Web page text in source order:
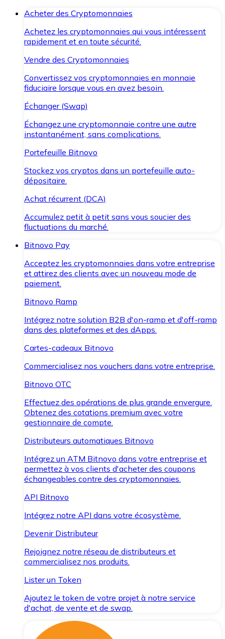
Acheter des Cryptomonnaies
Achetez les cryptomonnaies qui vous intéressent
rapidement et en toute sécurité.
Vendre des Cryptomonnaies
Convertissez vos cryptomonnaies en monnaie
fiduciaire lorsque vous en avez besoin.
Échanger (Swap)
Échangez une cryptomonnaie contre une autre
instantanément, sans complications.
Portefeuille Bitnovo
Stockez vos cryptos dans un portefeuille auto-
dépositaire.
Achat récurrent (DCA)
Accumulez petit à petit sans vous soucier des
fluctuations du marché.
Bitnovo Pay
Acceptez les cryptomonnaies dans votre entreprise
et attirez des clients avec un nouveau mode de
paiement.
Bitnovo Ramp
Intégrez notre solution B2B d'on-ramp et d'off-ramp
dans des plateformes et des dApps.
Cartes-cadeaux Bitnovo
Commercialisez nos vouchers dans votre entreprise.
Bitnovo OTC
Effectuez des opérations de plus grande envergure.
Obtenez des cotations premium avec votre
gestionnaire de compte.
Distributeurs automatiques Bitnovo
Intégrez un ATM Bitnovo dans votre entreprise et
permettez à vos clients d'acheter des coupons
échangeables contre des cryptomonnaies.
API Bitnovo
Intégrez notre API dans votre écosystème.
Devenir Distributeur
Rejoignez notre réseau de distributeurs et
commercialisez nos produits.
Lister un Token
Ajoutez le token de votre projet à notre service
d'achat, de vente et de swap.